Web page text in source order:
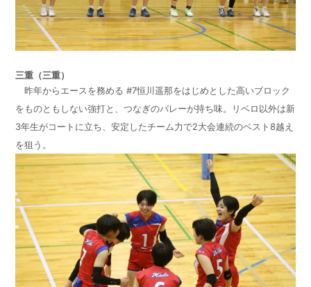
三重（三重）
昨年からエースを務める #7恒川遥那をはじめとした高いブロック
をものともしない強打と、つなぎのバレーが持ち味。リベロ以外は新
3年生がコートに立ち、安定したチーム力で2大会連続のベスト8越え
を狙う。